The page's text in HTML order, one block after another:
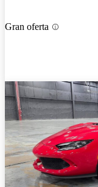
Gran oferta